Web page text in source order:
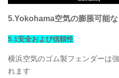
5.Yokohama空気の膨脹可能
5.1安全および信頼性
横浜空気のゴム製フェンダーは
れます